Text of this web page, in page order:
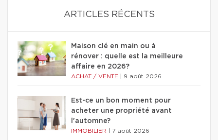
ARTICLES RÉCENTS
Maison clé en main ou à
rénover : quelle est la meilleure
affaire en 2026?
ACHAT / VENTE 9 août 2026
Est-ce un bon moment pour
acheter une propriété avant
l'automne?
IMMOBILIER 7 août 2026